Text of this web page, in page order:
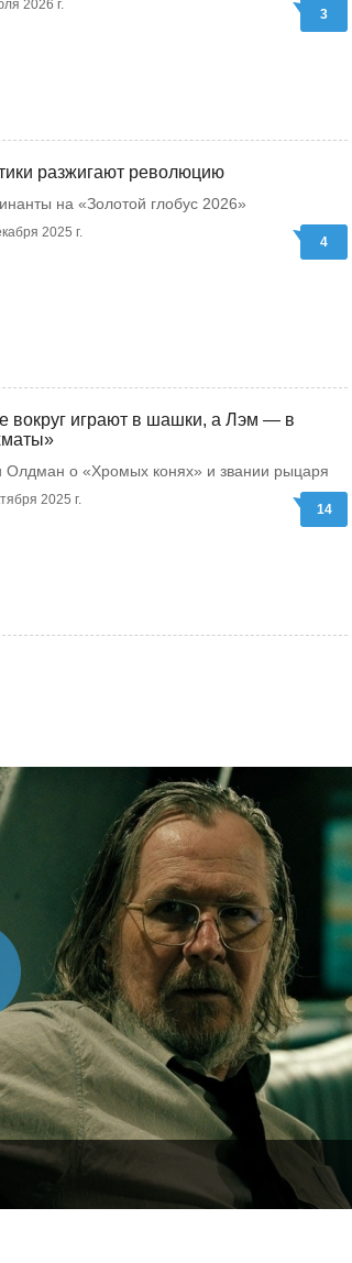
2026 г.
3
разжигают революцию
на «Золотой глобус 2026»
2025 г.
4
вокруг играют в шашки, а Лэм — в
Олдман о «Хромых конях» и звании рыцаря
2025 г.
14